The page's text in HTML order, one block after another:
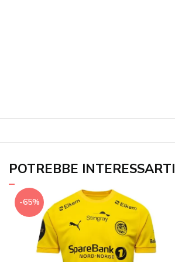
POTREBBE INTERESSARTI
-65%